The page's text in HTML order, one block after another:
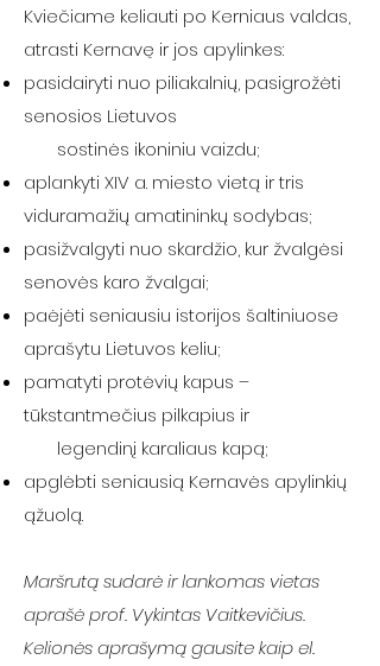
Kviečiame keliauti po Kerniaus valdas,
atrasti Kernavę ir jos apylinkes:
pasidairyti nuo piliakalnių, pasigrožėti
senosios Lietuvos
sostinės ikoniniu vaizdu;
aplankyti XIV a. miesto vietą ir tris
viduramažių amatininkų sodybas;
pasižvalgyti nuo skardžio, kur žvalgėsi
senovės karo žvalgai;
paėjėti seniausiu istorijos šaltiniuose
aprašytu Lietuvos keliu;
pamatyti protėvių kapus –
tūkstantmečius pilkapius ir
legendinį karaliaus kapą;
apglėbti seniausią Kernavės apylinkių
ąžuolą.
Maršrutą sudarė ir lankomas vietas
aprašė prof. Vykintas Vaitkevičius.
Kelionės aprašymą gausite kaip el.